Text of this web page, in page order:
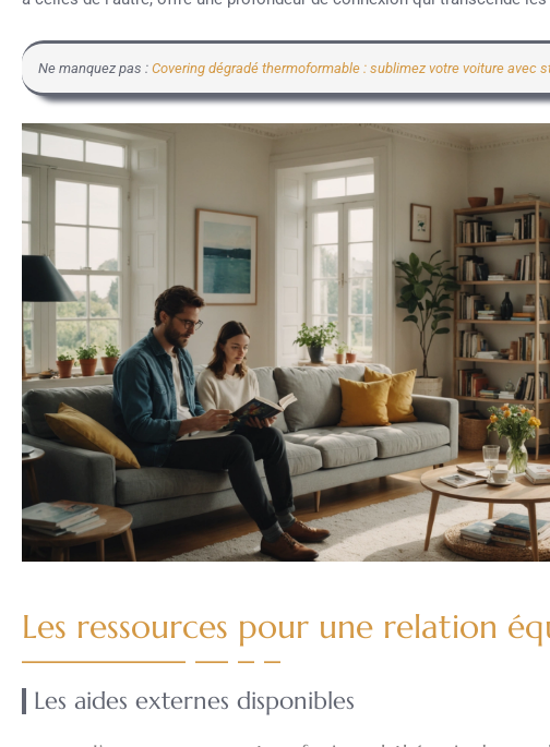
Ne manquez pas : Covering dégradé thermoformable : sublimez votre voiture avec
Les ressources pour une relation
Les aides externes disponibles